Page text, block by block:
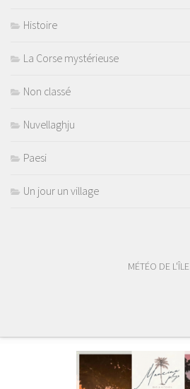
Histoire
La Corse mystérieuse
Non classé
Nuvellaghju
Paesi
Un jour un village
MÉTÉO DE L'ÎLE